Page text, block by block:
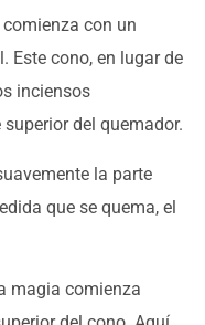
comienza con un
Este cono, en lugar de
inciensos
del quemador.
la parte
que se quema, el
magia comienza